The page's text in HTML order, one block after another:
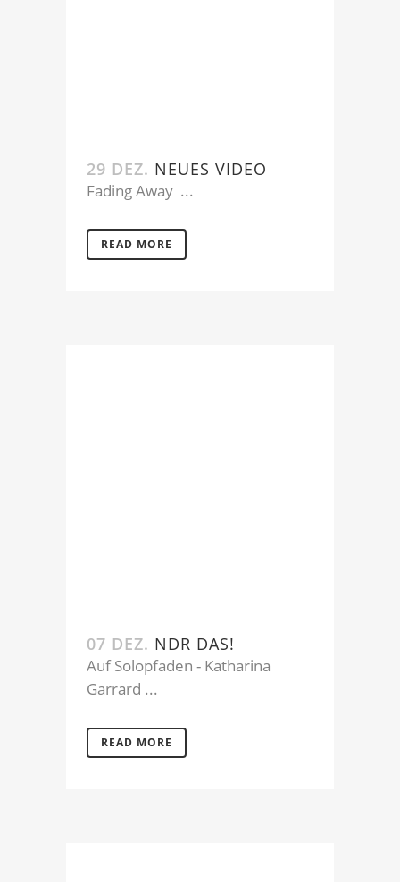
29 DEZ. NEUES VIDEO
Fading Away ...
READ MORE
07 DEZ. NDR DAS!
Auf Solopfaden - Katharina
Garrard ...
READ MORE